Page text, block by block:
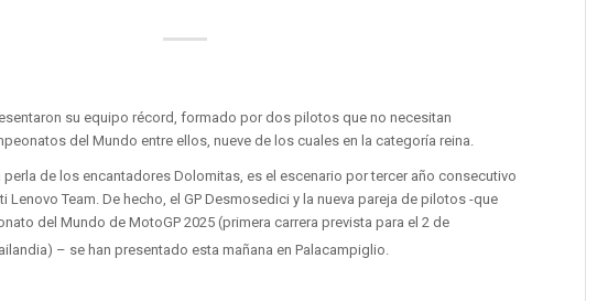
su equipo récord, formado por dos pilotos que no necesitan
del Mundo entre ellos, nueve de los cuales en la categoría reina.
de los encantadores Dolomitas, es el escenario por tercer año consecutivo
Lenovo Team. De hecho, el GP Desmosedici y la nueva pareja de pilotos -que
del Mundo de MotoGP 2025 (primera carrera prevista para el 2 de
– se han presentado esta mañana en Palacampiglio.